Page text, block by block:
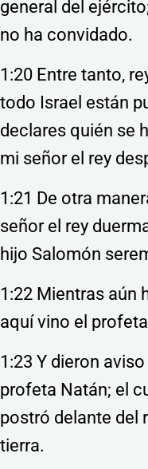
general del
no ha convidado.
1:20 Entre tanto,
todo Israel están
declares quién se
mi señor el rey
1:21 De otra
señor el rey
hijo Salomón
1:22 Mientras aún
aquí vino el
1:23 Y dieron
profeta Natán; el
postró delante del
tierra.